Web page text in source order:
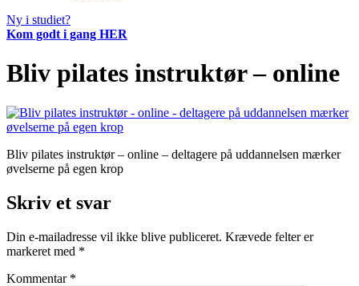
Ny i studiet?
Kom godt i gang HER
Bliv pilates instruktør – online
Bliv pilates instruktør – online – deltagere på uddannelsen mærker
øvelserne på egen krop
Skriv et svar
Din e-mailadresse vil ikke blive publiceret. Krævede felter er
markeret med *
Kommentar *